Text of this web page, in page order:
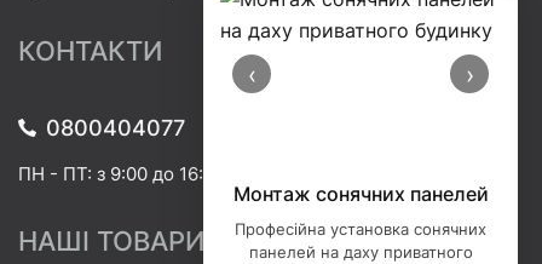
‹ ›
Порізка базальтової вати
Професійна порізка базальтової
вати — точна нарізка утеплювача
КОНТАКТИ
0800404077
ПН - ПТ: з 9:00 до 16:00
НАШІ ТОВАРИ